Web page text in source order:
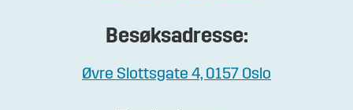
Besøksadresse:
Øvre Slottsgate 4, 0157 Oslo